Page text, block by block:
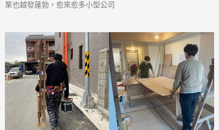
業也越發蓬勃，愈來愈多小型公司